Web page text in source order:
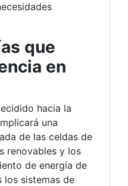
que
en
hacia la
una
de las celdas de
renovables y los
de energía de
los sistemas de